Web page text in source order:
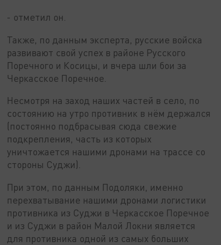
- отметил он.
Также, по данным эксперта, русские войска
развивают свой успех в районе Русского
Поречного и Косицы, и вчера шли бои за
Черкасское Поречное.
Несмотря на заход наших частей в село, по
состоянию на утро противник в нём держался
(постоянно подбрасывая сюда свежие
подкрепления, часть из которых
уничтожается нашими дронами на трассе со
стороны Суджи).
При этом, по данным Подоляки, именно
перехватывание нашими дронами логистики
противника из Суджи в Черкасское Поречное
и из Суджи в район Малой Локни является
для противника одной из самых больших